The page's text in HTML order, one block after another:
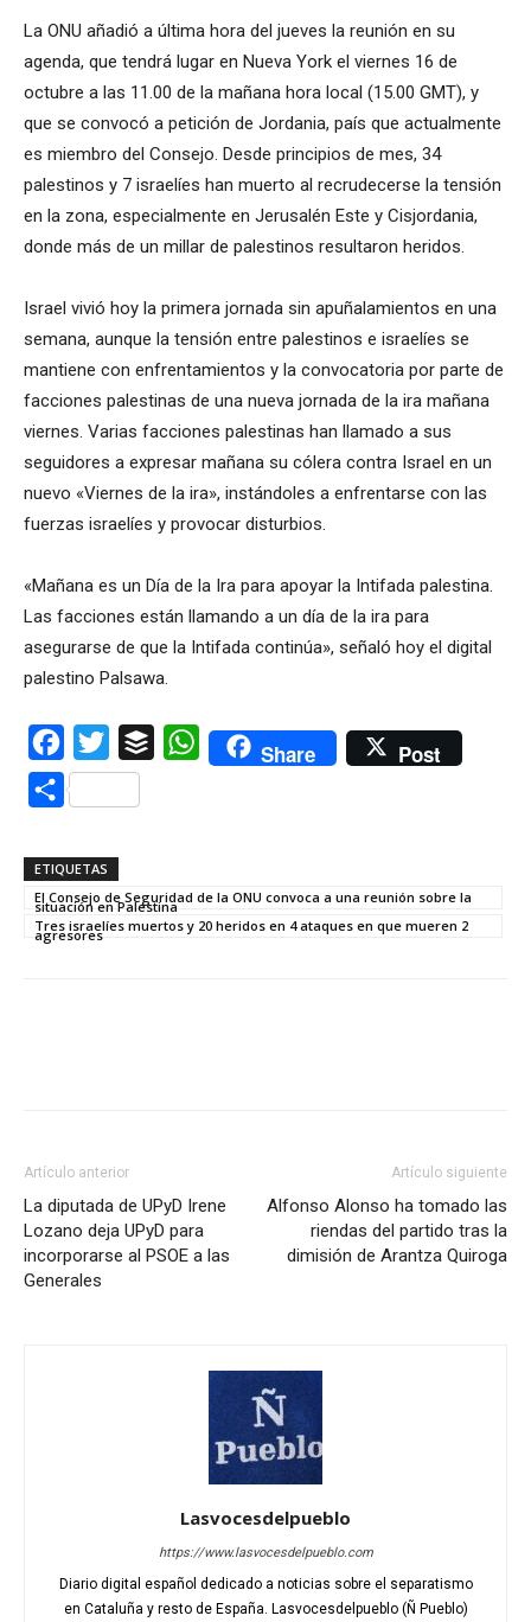
La ONU añadió a última hora del jueves la reunión en su
agenda, que tendrá lugar en Nueva York el viernes 16 de
octubre a las 11.00 de la mañana hora local (15.00 GMT), y
que se convocó a petición de Jordania, país que actualmente
es miembro del Consejo. Desde principios de mes, 34
palestinos y 7 israelíes han muerto al recrudecerse la tensión
en la zona, especialmente en Jerusalén Este y Cisjordania,
donde más de un millar de palestinos resultaron heridos.
Israel vivió hoy la primera jornada sin apuñalamientos en una
semana, aunque la tensión entre palestinos e israelíes se
mantiene con enfrentamientos y la convocatoria por parte de
facciones palestinas de una nueva jornada de la ira mañana
viernes. Varias facciones palestinas han llamado a sus
seguidores a expresar mañana su cólera contra Israel en un
nuevo «Viernes de la ira», instándoles a enfrentarse con las
fuerzas israelíes y provocar disturbios.
«Mañana es un Día de la Ira para apoyar la Intifada palestina.
Las facciones están llamando a un día de la ira para
asegurarse de que la Intifada continúa», señaló hoy el digital
palestino Palsawa.
Facebook
Twitter Buffer WhatsAppShare Post
Compartir
ETIQUETAS
El Consejo de Seguridad de la ONU convoca a una reunión sobre la
situación en Palestina
Tres israelíes muertos y 20 heridos en 4 ataques en que mueren 2
agresores
Artículo anterior
La diputada de UPyD Irene
Lozano deja UPyD para
incorporarse al PSOE a las
Generales
Artículo siguiente
Alfonso Alonso ha tomado las
riendas del partido tras la
dimisión de Arantza Quiroga
Lasvocesdelpueblo
https://www.lasvocesdelpueblo.com
Diario digital español dedicado a noticias sobre el separatismo
en Cataluña y resto de España. Lasvocesdelpueblo (Ñ Pueblo)